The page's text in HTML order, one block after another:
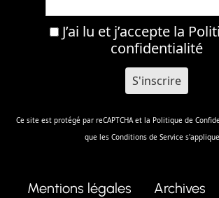
J’ai lu et j’accepte la
confidentialité
Ce site est protégé par reCAPTCHA et la Politique de
que les Conditions de Service
Mentions légales Archives